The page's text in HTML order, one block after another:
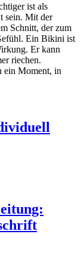
ist als
sein. Mit der
Schnitt, der zum
Ein Bikini ist
Er kann
riechen.
ein Moment, in